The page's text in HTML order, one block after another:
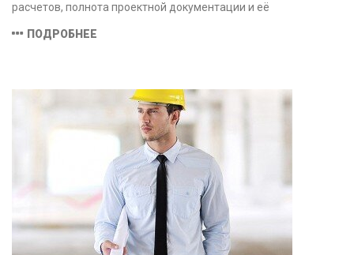
расчетов, полнота проектной документации и её
предотвратить ошибки на этапе строительства и
ПОДРОБНЕЕ